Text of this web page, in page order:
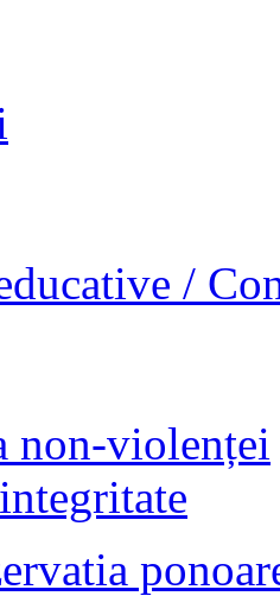
/
non-violenței